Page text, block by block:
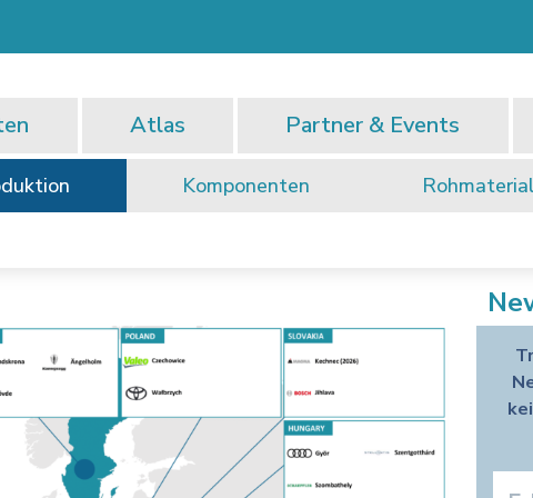
Atlas Partner & Events
Komponenten Rohmaterial